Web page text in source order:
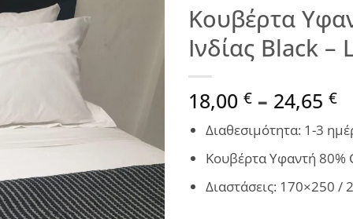
Κουβέρτα
Ινδίας Black –
18,00 € – 24,65 €
Διαθεσιμότητα: 1-3
Κουβέρτα Υφαντή 80%
Διαστάσεις: 170×250 /